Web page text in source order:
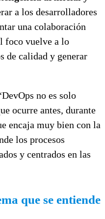
a los desarrolladores
una colaboración
foco vuelve a lo
de calidad y generar
no es solo
ocurre antes, durante
encaja muy bien con la
los procesos
y centrados en las
que se entiende